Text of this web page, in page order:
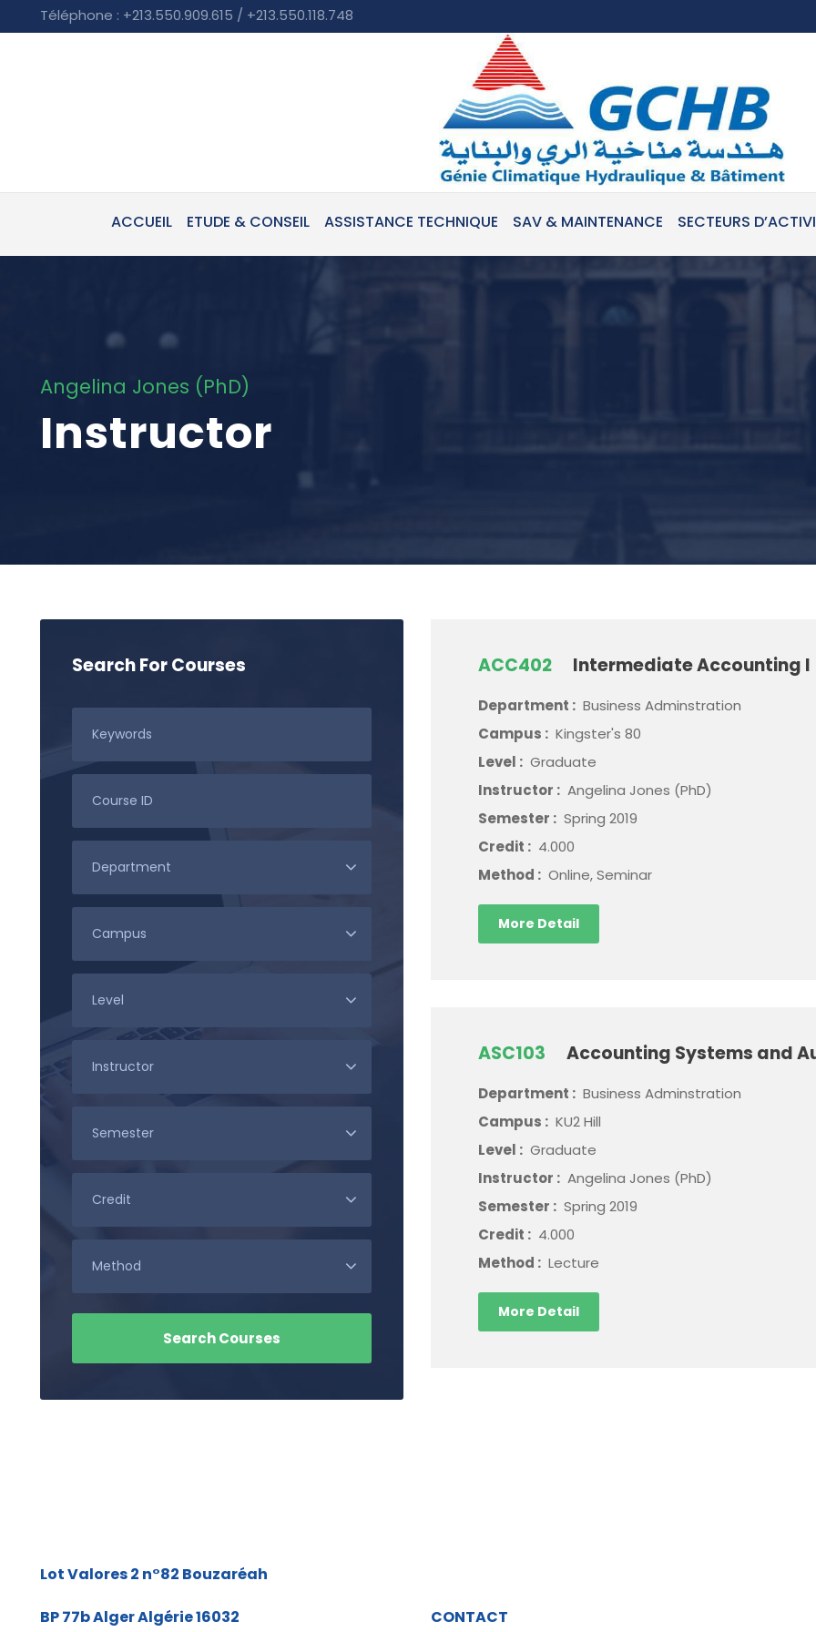
Téléphone : +213.550.909.615 / +213.550.118.748
ACCUEIL ETUDE & CONSEIL ASSISTANCE TECHNIQUE SAV & MAINTENANCE SECTEURS
Angelina Jones (PhD)
Instructor
ACC402 Intermediate Accounting I
Department : Business Adminstration
Campus : Kingster's 80
Level : Graduate
Instructor : Angelina Jones (PhD)
Semester : Spring 2019
Credit : 4.000
Method : Online, Seminar
More Detail
ASC103 Accounting Systems and
Department : Business Adminstration
Campus : KU2 Hill
Level : Graduate
Instructor : Angelina Jones (PhD)
Semester : Spring 2019
Credit : 4.000
Method : Lecture
More Detail
Search For Courses
Lot Valores 2 n°82 Bouzaréah
BP 77bAlger Algérie 16032 CONTACT